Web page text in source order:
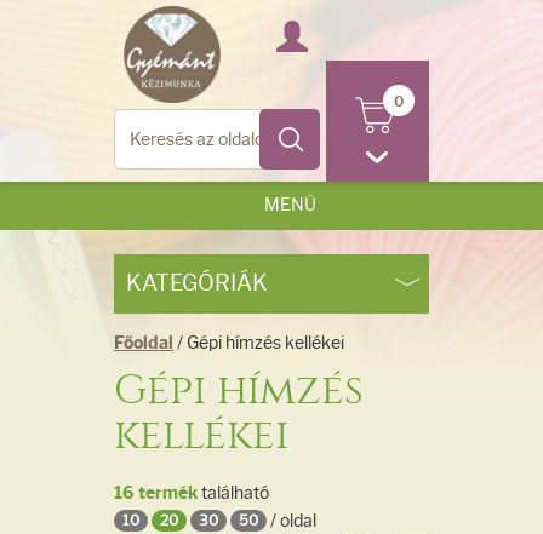
0
MENÜ
KATEGÓRIÁK
Főoldal / Gépi hímzés kellékei
Gépi hímzés
kellékei
16 terméktalálható
10 20 30 50 / oldal